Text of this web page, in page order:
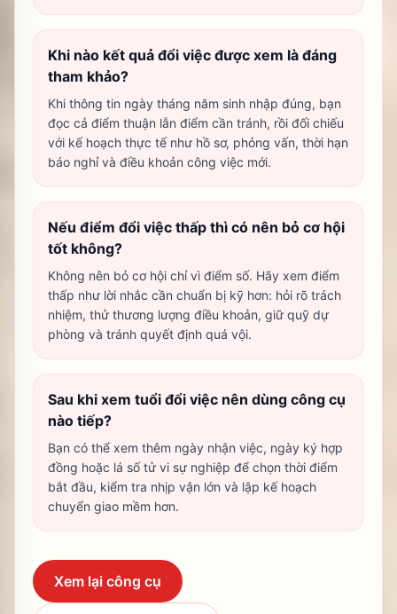
Khi nào kết quả đổi việc được xem là đáng
tham khảo?
Khi thông tin ngày tháng năm sinh nhập đúng, bạn
đọc cả điểm thuận lẫn điểm cần tránh, rồi đối chiếu
với kế hoạch thực tế như hồ sơ, phỏng vấn, thời hạn
báo nghỉ và điều khoản công việc mới.
Nếu điểm đổi việc thấp thì có nên bỏ cơ hội
tốt không?
Không nên bỏ cơ hội chỉ vì điểm số. Hãy xem điểm
thấp như lời nhắc cần chuẩn bị kỹ hơn: hỏi rõ trách
nhiệm, thử thương lượng điều khoản, giữ quỹ dự
phòng và tránh quyết định quá vội.
Sau khi xem tuổi đổi việc nên dùng công cụ
nào tiếp?
Bạn có thể xem thêm ngày nhận việc, ngày ký hợp
đồng hoặc lá số tử vi sự nghiệp để chọn thời điểm
bắt đầu, kiểm tra nhịp vận lớn và lập kế hoạch
chuyển giao mềm hơn.
Xem lại công cụ